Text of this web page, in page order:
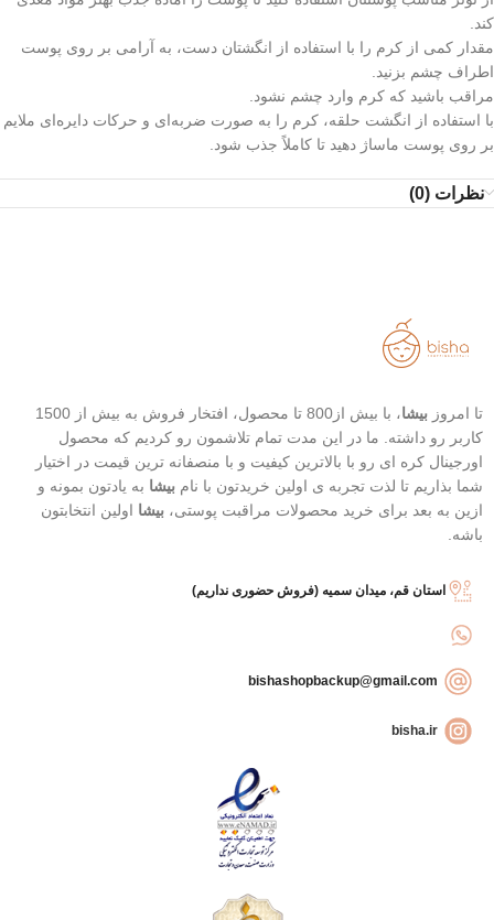
کند.
مقدار کمی از کرم را با استفاده از انگشتان دست، به آرامی بر روی پوست
اطراف چشم بزنید.
مراقب باشید که کرم وارد چشم نشود.
با استفاده از انگشت حلقه، کرم را به صورت ضربه‌ای و حرکات دایره‌ای ملایم
بر روی پوست ماساژ دهید تا کاملاً جذب شود.
نظرات (0)
تا امروز بیشا
، با بیش از800 تا محصول، افتخار فروش به بیش از 1500
کاربر رو داشته. ما در این مدت تمام تلاشمون رو کردیم که محصول
اورجینال کره ای رو با بالاترین کیفیت و با منصفانه ترین قیمت در اختیار
شما بذاریم تا لذت تجربه ی اولین خریدتون با نام بیشا به یادتون بمونه و
ازین به بعد برای خرید محصولات مراقبت پوستی، بیشا اولین انتخابتون
باشه.
استان قم، میدان سمیه (فروش حضوری نداریم)
bisha.ir